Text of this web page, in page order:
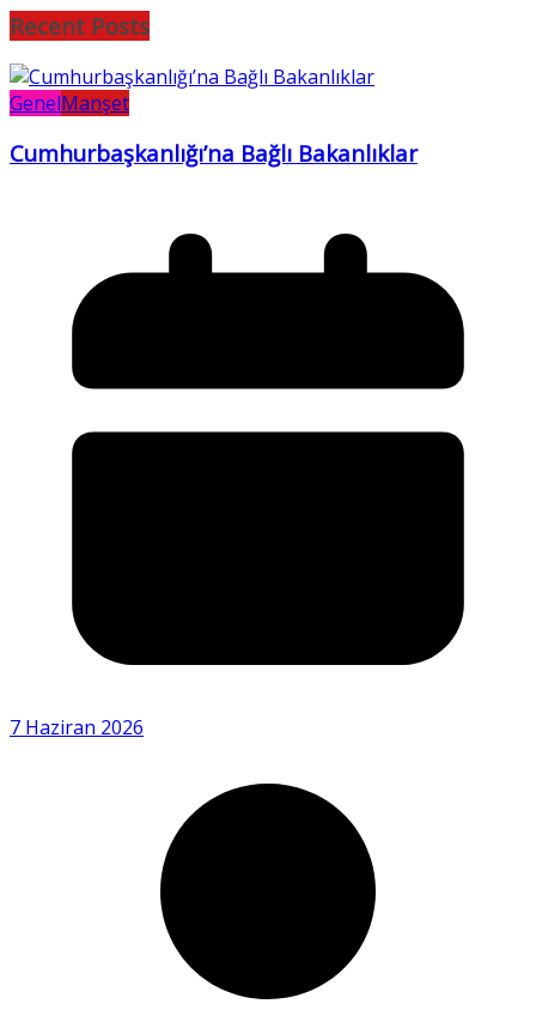
Recent Posts
GenelManşet
Cumhurbaşkanlığı’na Bağlı Bakanlıklar
7 Haziran 2026